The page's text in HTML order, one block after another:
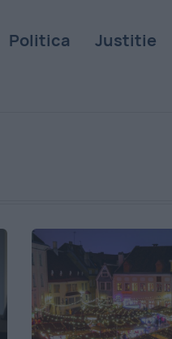
Politica Justitie